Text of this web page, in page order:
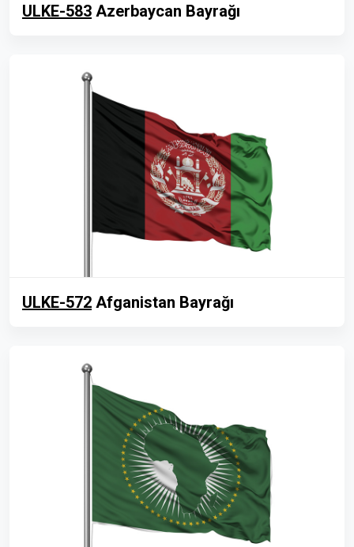
ULKE-583 Azerbaycan Bayrağı
ULKE-572 Afganistan Bayrağı